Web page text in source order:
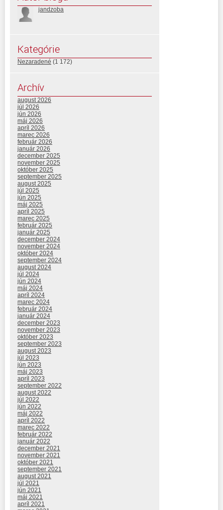
jandzoba
Kategórie
Nezaradené (1 172)
Archív
august 2026
júl 2026
jún 2026
máj 2026
apríl 2026
marec 2026
február 2026
január 2026
december 2025
november 2025
október 2025
september 2025
august 2025
júl 2025
jún 2025
máj 2025
apríl 2025
marec 2025
február 2025
január 2025
december 2024
november 2024
október 2024
september 2024
august 2024
júl 2024
jún 2024
máj 2024
apríl 2024
marec 2024
február 2024
január 2024
december 2023
november 2023
október 2023
september 2023
august 2023
júl 2023
jún 2023
máj 2023
apríl 2023
september 2022
august 2022
júl 2022
jún 2022
máj 2022
apríl 2022
marec 2022
február 2022
január 2022
december 2021
november 2021
október 2021
september 2021
august 2021
júl 2021
jún 2021
máj 2021
apríl 2021